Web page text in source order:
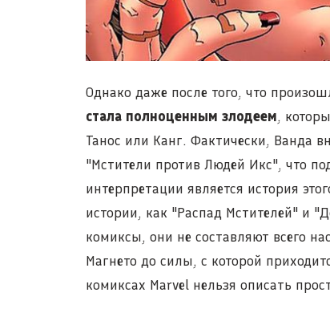
Однако даже после того, что
стала полноценным злодеем,
Танос или Канг. Фактически, Ванда
"Мстители против Людей Икс", что
интерпретации является история
истории, как "Распад Мстителей" и
комиксы, они не составляют всего
Магнето до силы, с которой
комиксах Marvel нельзя описать